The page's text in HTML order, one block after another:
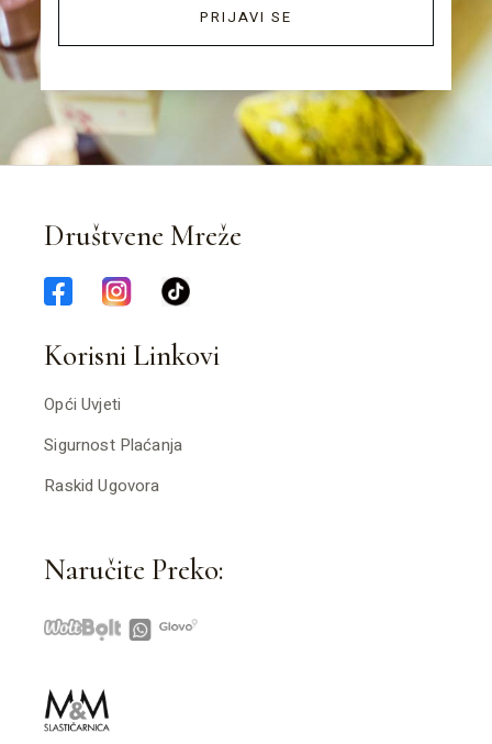
PRIJAVI SE
Društvene Mreže
Korisni Linkovi
Opći Uvjeti
Sigurnost Plaćanja
Raskid Ugovora
Naručite Preko: